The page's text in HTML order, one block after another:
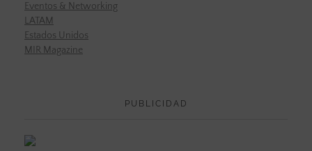
Eventos & Networking
LATAM
Estados Unidos
MIR Magazine
PUBLICIDAD